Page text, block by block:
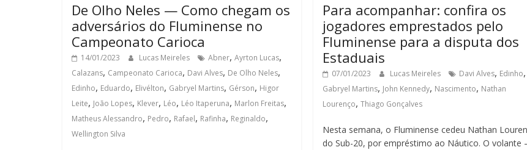
De Olho Neles — Como chegam os
adversários do Fluminense no
Campeonato Carioca
14/01/2023 Lucas Meireles Abner, Ayrton Lucas,
Calazans, Campeonato Carioca, Davi Alves, De Olho Neles,
Edinho, Eduardo, Elivélton, Gabryel Martins, Gérson, Higor
Leite, João Lopes, Klever, Léo, Léo Itaperuna, Marlon Freitas,
Matheus Alessandro, Pedro, Rafael, Rafinha, Reginaldo,
Wellington Silva
Para acompanhar: confira os
jogadores emprestados pelo
Fluminense para a disputa dos
Estaduais
07/01/2023 Lucas Meireles Davi Alves, Edinho,
Gabryel Martins, John Kennedy, Nascimento, Nathan
Lourenço,Thiago Gonçalves
Nesta semana, o Fluminense cedeu Nathan
do Sub-20, por empréstimo ao Náutico. O volante